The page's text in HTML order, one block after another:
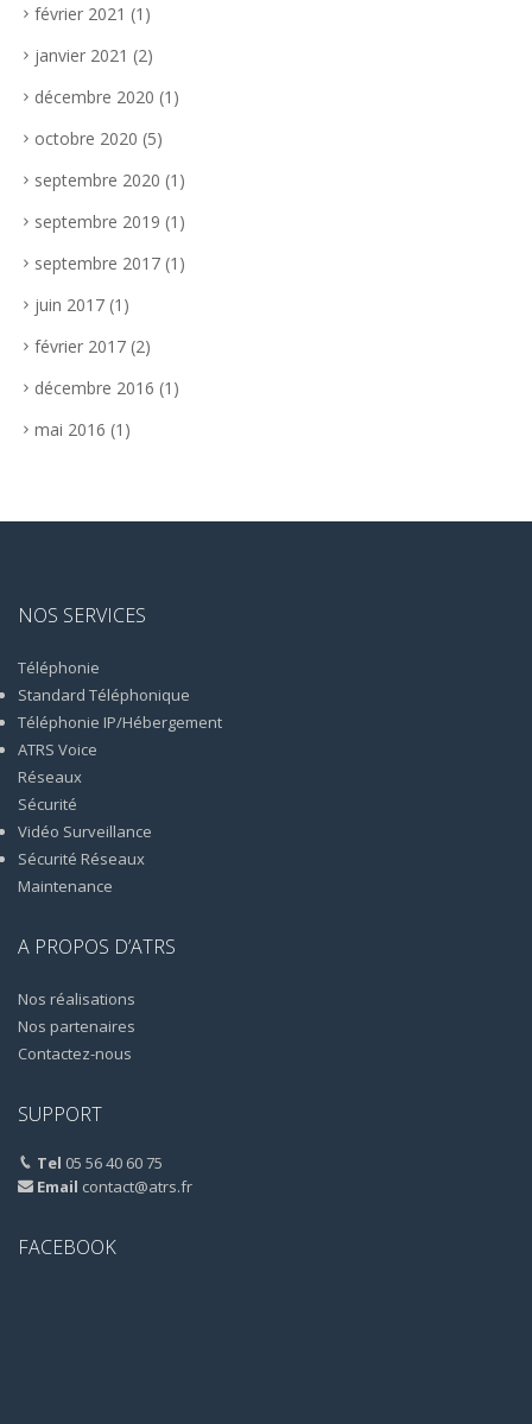
février 2021 (1)
janvier 2021 (2)
décembre 2020 (1)
octobre 2020 (5)
septembre 2020 (1)
septembre 2019 (1)
septembre 2017 (1)
juin 2017 (1)
février 2017 (2)
décembre 2016 (1)
mai 2016 (1)
NOS SERVICES
Téléphonie
Standard Téléphonique
Téléphonie IP/Hébergement
ATRS Voice
Réseaux
Sécurité
Vidéo Surveillance
Sécurité Réseaux
Maintenance
A PROPOS D’ATRS
Nos réalisations
Nos partenaires
Contactez-nous
SUPPORT
Tel 05 56 40 60 75
Email contact@atrs.fr
FACEBOOK